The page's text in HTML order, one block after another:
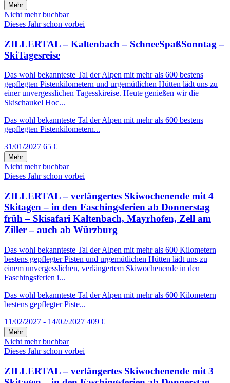
Mehr
Nicht mehr buchbar
Dieses Jahr schon vorbei
ZILLERTAL – Kaltenbach – SchneeSpaßSonntag –
SkiTagesreise
Das wohl bekannteste Tal der Alpen mit mehr als 600 bestens
gepflegten Pistenkilometern und urgemütlichen Hütten lädt uns zu
einer unvergesslichen Tagesskireise. Heute genießen wir die
Skischaukel Hoc...
Das wohl bekannteste Tal der Alpen mit mehr als 600 bestens
gepflegten Pistenkilometern...
31/01/2027 65 €
Mehr
Nicht mehr buchbar
Dieses Jahr schon vorbei
ZILLERTAL – verlängertes Skiwochenende mit 4
Skitagen – in den Faschingsferien ab Donnerstag
früh – Skisafari Kaltenbach, Mayrhofen, Zell am
Ziller – auch ab Würzburg
Das wohl bekannteste Tal der Alpen mit mehr als 600 Kilometern
bestens gepflegter Pisten und urgemütlichen Hütten lädt uns zu
einem unvergesslichen, verlängertem Skiwochenende in den
Faschingsferien i...
Das wohl bekannteste Tal der Alpen mit mehr als 600 Kilometern
bestens gepflegter Piste...
11/02/2027 - 14/02/2027 409 €
Mehr
Nicht mehr buchbar
Dieses Jahr schon vorbei
ZILLERTAL – verlängertes Skiwochenende mit 3